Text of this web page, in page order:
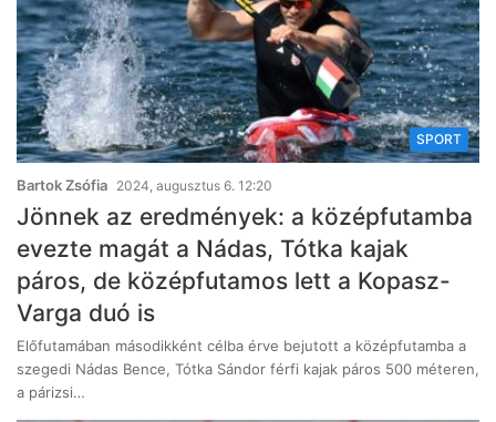
SPORT
Bartok Zsófia 2024, augusztus 6. 12:20
Jönnek az eredmények: a középfutamba
evezte magát a Nádas, Tótka kajak
páros, de középfutamos lett a Kopasz-
Varga duó is
Előfutamában másodikként célba érve bejutott a középfutamba a
szegedi Nádas Bence, Tótka Sándor férfi kajak páros 500 méteren,
a párizsi…